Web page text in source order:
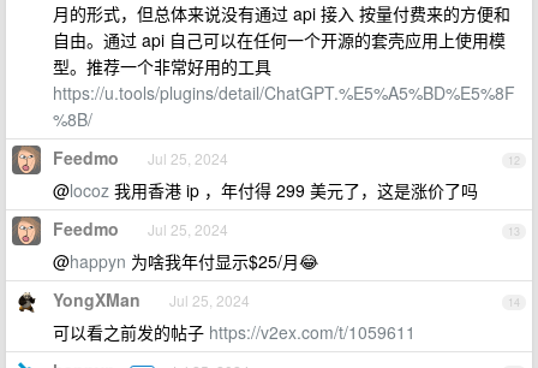
月的形式，但总体来说没有通过 api 接入 按量付费来的方便和
自由。通过 api 自己可以在任何一个开源的套壳应用上使用模
型。推荐一个非常好用的工具
https://u.tools/plugins/detail/ChatGPT.%E5%A5%BD%E5%8F
%8B/
12
Feedmo Jul 25, 2024
@locoz 我用香港 ip ，年付得 299 美元了，这是涨价了吗
13
Feedmo Jul 25, 2024
@happyn 为啥我年付显示$25/月😂
14
YongXMan Jul 25, 2024
可以看之前发的帖子 https://v2ex.com/t/1059611